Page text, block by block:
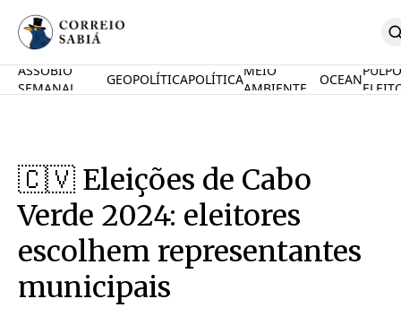
Comunidade
MauriNews
Contrate
Quem Somos
English
Desafio Oceânico
Imposto De Renda
Calcule O Carbono
ASSOBIO
SEMANAL
GEOPOLÍTICAPOLÍTICA
MEIO
AMBIENTE
OCEAN
PULPO
🇨🇻 Eleições de Cabo
Verde 2024: eleitores
escolhem representantes
municipais